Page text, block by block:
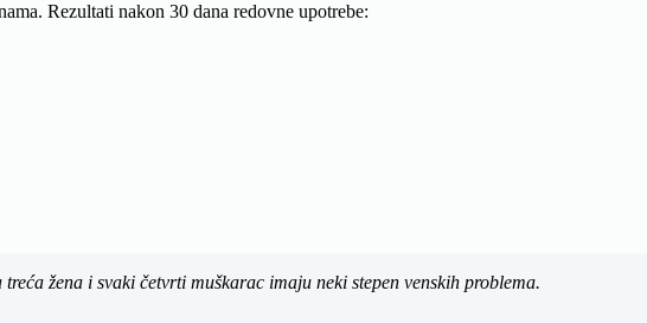
Rezultati nakon 30 dana redovne upotrebe:
žena i svaki četvrti muškarac imaju neki stepen venskih problema.